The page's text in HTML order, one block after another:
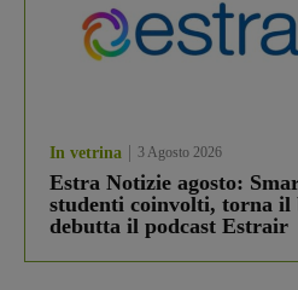
In vetrina 3 Agosto 2026
Estra Notizie agosto:
studenti coinvolti, torna il
debutta il podcast Estrair